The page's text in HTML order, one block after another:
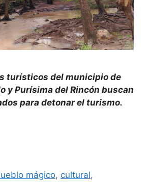
turísticos del municipio de
y Purísima del Rincón buscan
para detonar el turismo.
mágico, cultural,